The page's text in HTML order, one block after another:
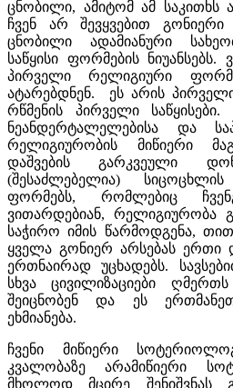
ცნობილი, ამიტომ ამ საკითხს
ჩვენ არ შევყვებით გონიერი
ცნობილი ადამიანური
საწყისი ფორმების
პირველი რელიგიური
ატარებდნენ. ეს არის
რწმენის პირველი
ნეანდერტალელებისა და
რელიგიურობის მიწიერი
დაშვების გარკვეული
(შესაძლებელია)
ფორმებს, რომლებიც
ვითარდებიან, რელიგიურობა
საჭირო იმის წარმოდგენა,
ყველა გონიერ არსებას ერთი
ერთნაირად უცხადებს.
სხვა ცივილიზაციები
შეიცნობენ და ეს
ეხმიანება.
ჩვენი მიწიერი
კვალობაზე არამიწიერი
მხოლოდ მცირე შენიშვნას